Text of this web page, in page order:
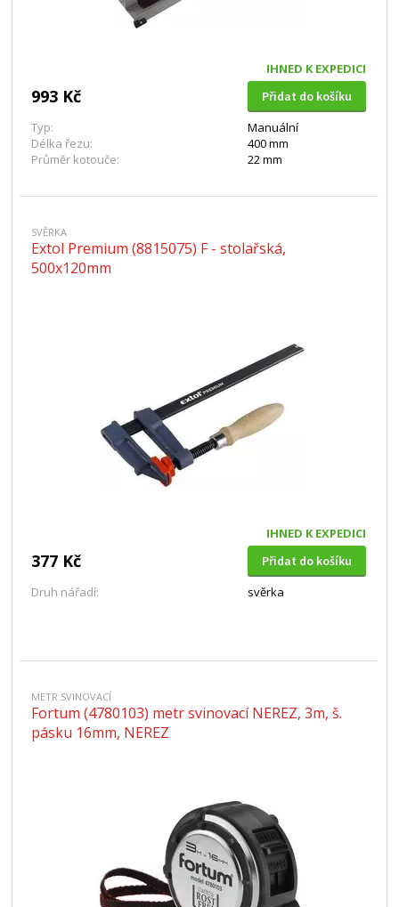
IHNED K EXPEDICI
993 Kč
Přidat do košíku
Typ:
Manuální
Délka řezu:
400 mm
Průměr kotouče:
22 mm
SVĚRKA
Extol Premium (8815075) F - stolařská,
500x120mm
IHNED K EXPEDICI
377 Kč
Přidat do košíku
Druh nářadí:
svěrka
METR SVINOVACÍ
Fortum (4780103) metr svinovací NEREZ, 3m, š.
pásku 16mm, NEREZ